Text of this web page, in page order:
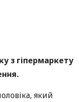
з гіпермаркету
який